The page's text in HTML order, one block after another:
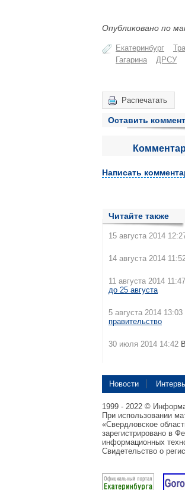
Опубликовано по
Екатеринбург
Гагарина
ДРСУ
Распечатать
Оставить
Написать
Читайте также
15 августа 2014
14 августа 2014
11 августа 2014 11:47
до 25 августа
5 августа 2014 13:03
правительство
30 июля 2014 14:42
Новости
1999 - 2022 ©
При использовании
«Свердловское
зарегистрировано в
информационных
Свидетельство о